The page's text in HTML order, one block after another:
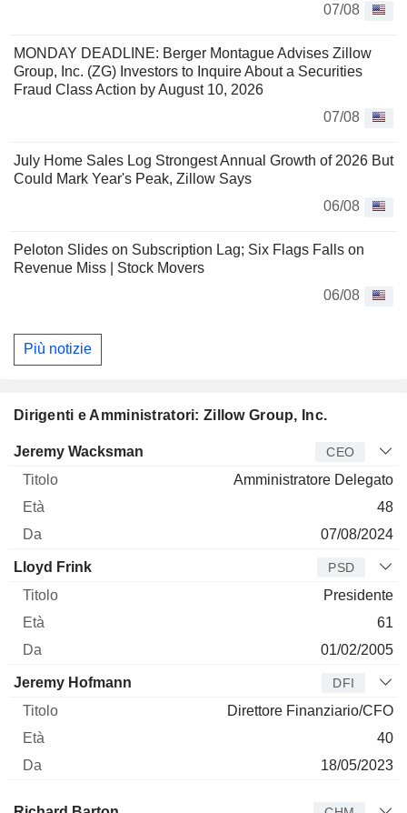
07/08
MONDAY DEADLINE: Berger Montague Advises Zillow
Group, Inc. (ZG) Investors to Inquire About a Securities
Fraud Class Action by August 10, 2026
07/08
July Home Sales Log Strongest Annual Growth of 2026 But
Could Mark Year's Peak, Zillow Says
06/08
Peloton Slides on Subscription Lag; Six Flags Falls on
Revenue Miss | Stock Movers
06/08
Più notizie
Dirigenti e Amministratori: Zillow Group, Inc.
Manager Titolo Età
Jeremy Wacksman CEO
Amministratore Delegato
48
07/08/2024
Lloyd Frink PSD
Presidente
61
01/02/2005
Jeremy Hofmann DFI
Direttore Finanziario/CFO
40
18/05/2023